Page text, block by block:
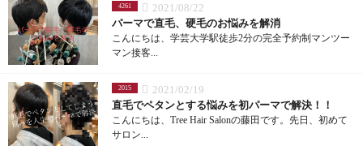
4261
2021/08/22
パーマで直毛、硬毛のお悩みを解消
こんにちは、学芸大学駅徒歩2分の完全予約制マンツー
マン接客...
2015
2021/02/19
直毛でペタンとする悩みを初パーマで解決！！
こんにちは、Tree Hair Salonの藤田です。先日、初めて
サロン...